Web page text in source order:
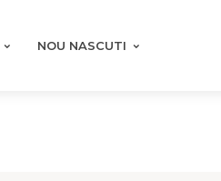
NOU NASCUTI